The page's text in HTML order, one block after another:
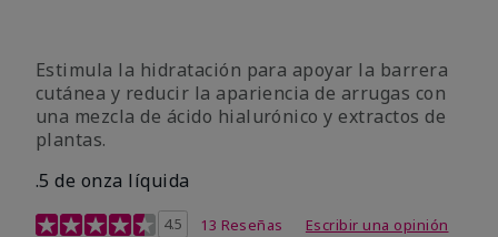
Estimula la hidratación para apoyar la barrera
cutánea y reducir la apariencia de arrugas con
una mezcla de ácido hialurónico y extractos de
plantas.
.5 de onza líquida
Calificación de clientes de 3,2 de 5
4.5 13 Reseñas Escribir una opinión